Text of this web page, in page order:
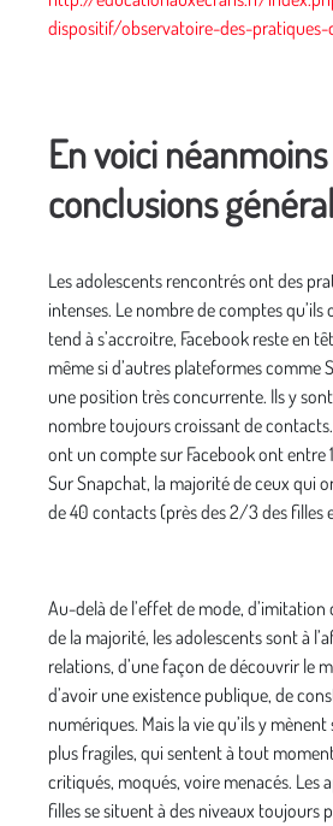
dispositif/observatoire-des-pratiques-
En voici
conclusions
Les adolescents rencontrés ont des
intenses. Le nombre de comptes qu’ils
tend à s’accroitre, Facebook reste en
même si d’autres plateformes comme
une position très concurrente. Ils y
nombre toujours croissant de
ont un compte sur Facebook ont entre
Sur Snapchat, la majorité de ceux qui
de 40 contacts (près des 2/3 des filles
Au-delà de l’effet de mode,
de la majorité, les adolescents sont à
relations, d’une façon de découvrir le
d’avoir une existence publique, de
numériques. Mais la vie qu’ils y mènent
plus fragiles, qui sentent à tout
critiqués, moqués, voire menacés. Les
filles se situent à des niveaux toujours